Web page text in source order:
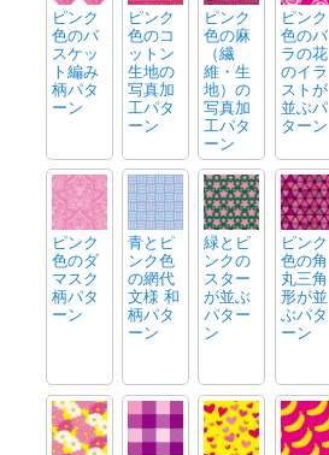
ピンク
色のバ
スケッ
ト編み
柄パタ
ーン
ピンク
色のコ
ットン
生地の
写真加
工パタ
ーン
ピンク
色の麻
（繊
維・生
地）の
写真加
工パタ
ーン
ピンク
色のバ
ラの花
のイラ
ストが
並ぶパ
ターン
ピンク
色のダ
マスク
柄パタ
ーン
青とピ
ンク色
の網代
文様 和
柄パタ
ーン
緑とピ
ンクの
スター
が並ぶ
パター
ン
ピンク
色の角
丸三角
形が並
ぶパタ
ーン